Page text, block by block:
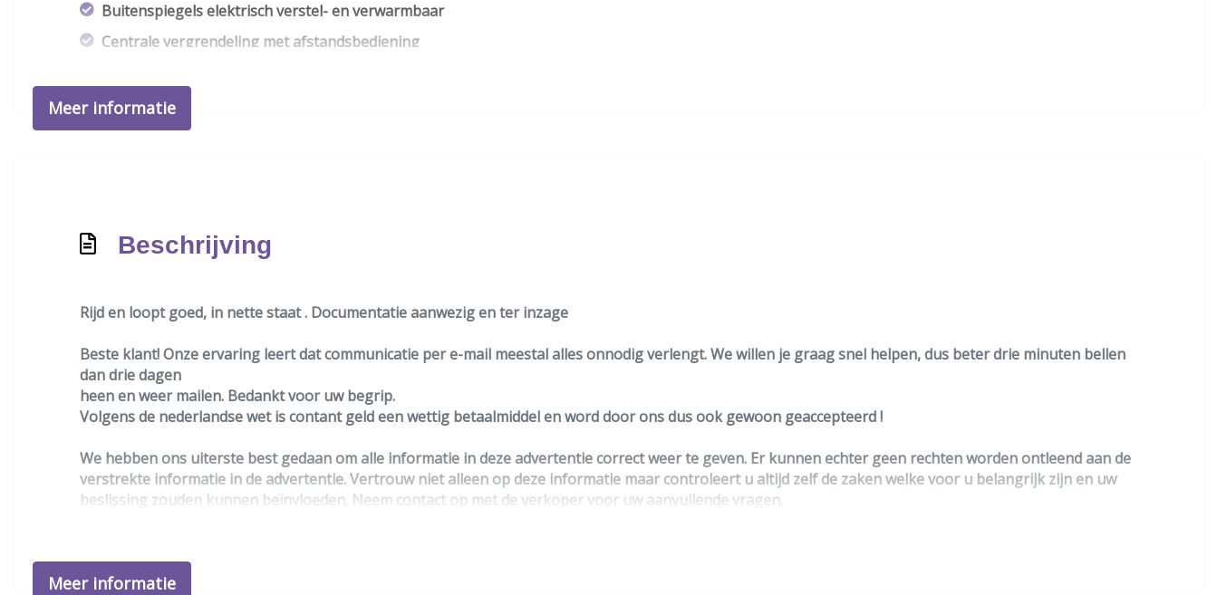
Buitenspiegels elektrisch verstel- en verwarmbaar
Centrale vergrendeling met afstandsbediening
Dimlichten automatisch
Metaalkleur
Meer informatie
Beschrijving
Rijd en loopt goed, in nette staat . Documentatie aanwezig en ter inzage
Beste klant! Onze ervaring leert dat communicatie per e-mail meestal alles onnodig verlengt. We willen je graag snel helpen, dus beter drie minuten bellen
dan drie dagen
heen en weer mailen. Bedankt voor uw begrip.
Volgens de nederlandse wet is contant geld een wettig betaalmiddel en word door ons dus ook gewoon geaccepteerd !
We hebben ons uiterste best gedaan om alle informatie in deze advertentie correct weer te geven. Er kunnen echter geen rechten worden ontleend aan de
verstrekte informatie in de advertentie. Vertrouw niet alleen op deze informatie maar controleert u altijd zelf de zaken welke voor u belangrijk zijn en uw
beslissing zouden kunnen beïnvloeden. Neem contact op met de verkoper voor uw aanvullende vragen.
Meer informatie